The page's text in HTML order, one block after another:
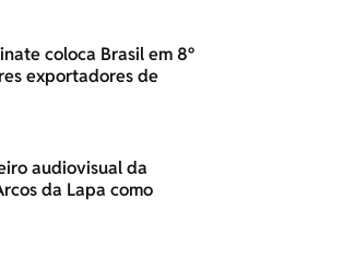
coloca Brasil em 8º
exportadores de
audiovisual da
da Lapa como